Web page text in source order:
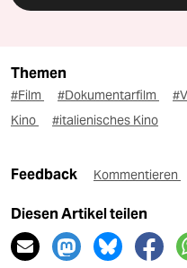
Themen
#Film #Dokumentarfilm
Kino
#italienisches Kino
Feedback Kommentieren
Diesen Artikel teilen